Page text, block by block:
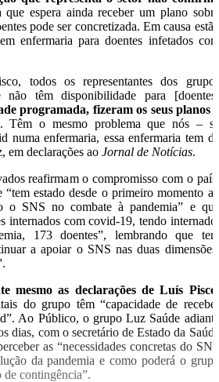
que espera ainda receber um plano sobre
pode ser concretizada. Em causa estão
enfermaria para doentes infetados com
todos os representantes dos grupos
não têm disponibilidade para [doentes]
programada, fizeram os seus planos e
. Têm o mesmo problema que nós – se
numa enfermaria, essa enfermaria tem de
em declarações aoJornal de Notícias.
reafirmam o compromisso com o país.
estado desde o primeiro momento ao
o SNS no combate à pandemia” e que
internados com covid-19, tendo internado,
173 doentes”, lembrando que tem
a apoiar o SNS nas duas dimensões,
mesmo as declarações de Luís Pisco
do grupo têm “capacidade de receber
Ao Público, o grupo Luz Saúde adianta
dias, com o secretário de Estado da Saúde
as “necessidades concretas do SNS
da pandemia e como poderá o grupo
contingência”.